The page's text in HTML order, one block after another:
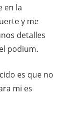
en la
y me
detalles
podium.
es que no
mi es